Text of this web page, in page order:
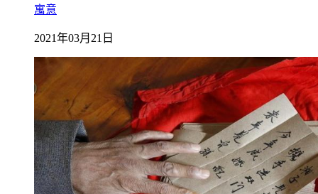
寓意
2021年03月21日